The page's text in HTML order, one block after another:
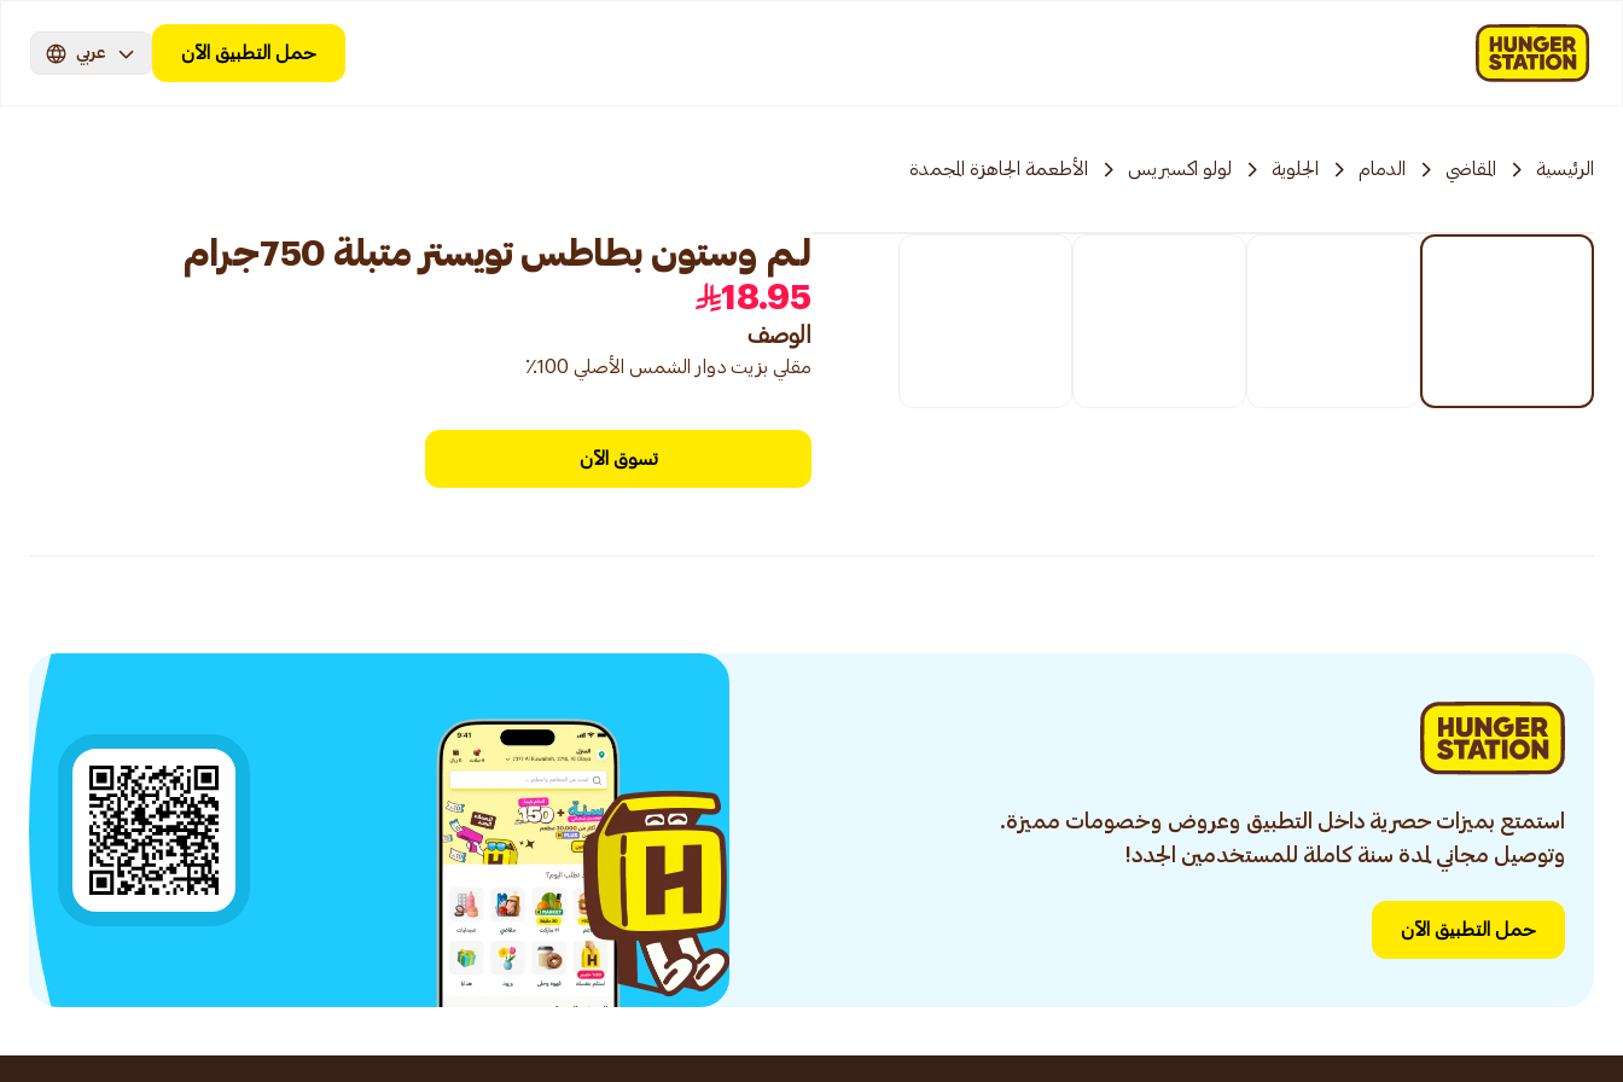
حمل التطبيق الآن عربي
الرئيسية المقاضي الدمام الجلوية لولو اكسبريس الأطعمة الجاهزة المجمدة
لـم وستون بطاطس تويستر متبلة 750جرام
18.95
الوصف
مقلي بزيت دوار الشمس الأصلي 100٪
تسوق الآن
استمتع بميزات حصرية داخل التطبيق وعروض وخصومات مميزة.
وتوصيل مجاني لمدة سنة كاملة للمستخدمين الجدد!
حمل التطبيق الآن